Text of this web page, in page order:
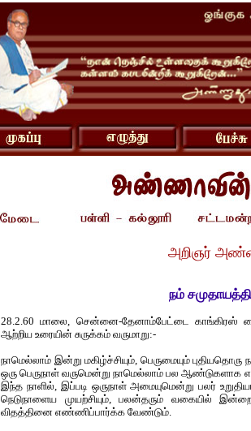
அறிஞர்
நம்
28.2.60 மாலை, சென்னை-தேனாம்பேட்டை காங்கிரஸ்
ஆற்றிய உரையின் சுருக்கம் வருமாறு:-
நாமெல்லாம் இன்று மகிழ்ச்சியும், பெருமையும்
ஒரு பெருநாள் வருமென்று நாமெல்லாம் பல
இந்த நாளில், இப்படி ஒருநாள் அமையுமென்று பலர்
நெடுநாளைய முயற்சியும், பலன்தரும் வகையில்
விதத்தினை எண்ணிப்பார்க்க வேண்டும்.